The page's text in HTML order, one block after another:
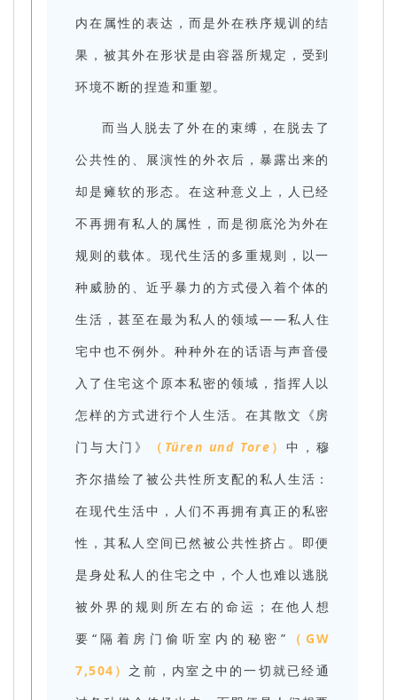
内在属性的表达，而是外在秩序规训的结
果，被其外在形状是由容器所规定，受到
环境不断的捏造和重塑。
而当人脱去了外在的束缚，在脱去了
公共性的、展演性的外衣后，暴露出来的
却是瘫软的形态。在这种意义上，人已经
不再拥有私人的属性，而是彻底沦为外在
规则的载体。现代生活的多重规则，以一
种威胁的、近乎暴力的方式侵入着个体的
生活，甚至在最为私人的领域——私人住
宅中也不例外。种种外在的话语与声音侵
入了住宅这个原本私密的领域，指挥人以
怎样的方式进行个人生活。在其散文《房
门与大门》
（ Türen und Tore ） 中，穆
齐尔描绘了被公共性所支配的私人生活：
在现代生活中，人们不再拥有真正的私密
性，其私人空间已然被公共性挤占。即便
是身处私人的住宅之中，个人也难以逃脱
被外界的规则所左右的命运；在他人想
要“隔着房门偷听室内的秘密” （GW
7,504） 之前，内室之中的一切就已经通